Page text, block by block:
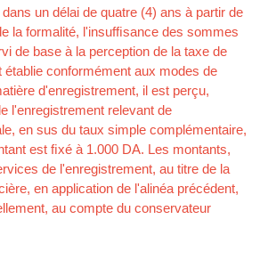
un délai de quatre (4) ans à partir de
la formalité, l'insufﬁsance des sommes
de base à la perception de la taxe de
établie conformément aux modes de
d'enregistrement, il est perçu,
l'enregistrement relevant de
en sus du taux simple complémentaire,
est ﬁxé à 1.000 DA. Les montants,
de l'enregistrement, au titre de la
en application de l'alinéa précédent,
au compte du conservateur